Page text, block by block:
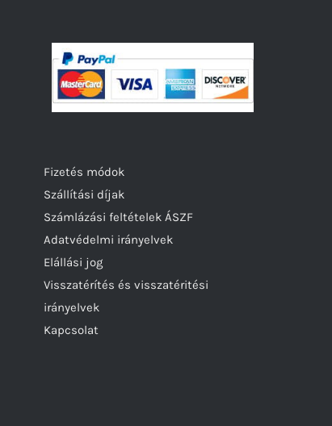
Fizetés módok
Szállítási díjak
Számlázási feltételek ÁSZF
Adatvédelmi irányelvek
Elállási jog
Visszatérítés és visszatéritési
irányelvek
Kapcsolat